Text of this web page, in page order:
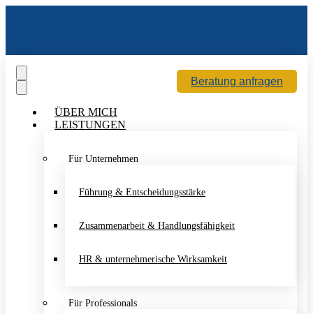
Beratung anfragen
ÜBER MICH
LEISTUNGEN
Für Unternehmen
Führung & Entscheidungsstärke
Zusammenarbeit & Handlungsfähigkeit
HR & unternehmerische Wirksamkeit
Für Professionals